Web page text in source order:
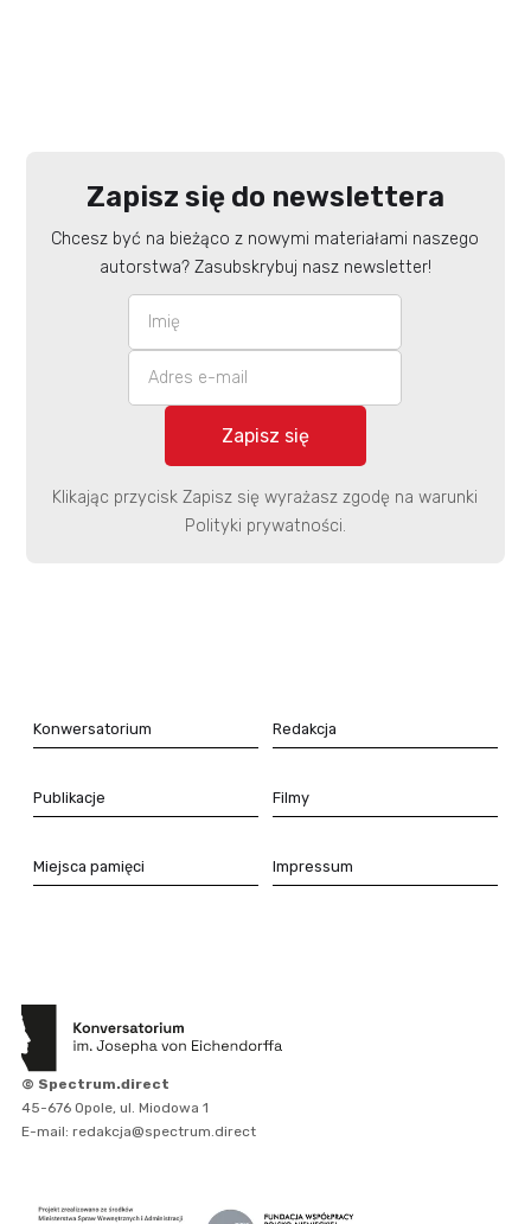
Zapisz się do newslettera
Chcesz być na bieżąco z nowymi materiałami naszego
autorstwa? Zasubskrybuj nasz newsletter!
Klikając przycisk Zapisz się wyrażasz zgodę na warunki
Polityki prywatności.
Konwersatorium Redakcja
Publikacje Filmy
Miejsca pamięci Impressum
© Spectrum.direct
45-676 Opole, ul. Miodowa 1
E-mail: redakcja@spectrum.direct